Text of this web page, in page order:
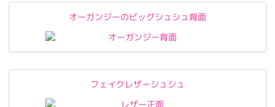
オーガンジーのビッグシュシュ背面
フェイクレザーシュシュ